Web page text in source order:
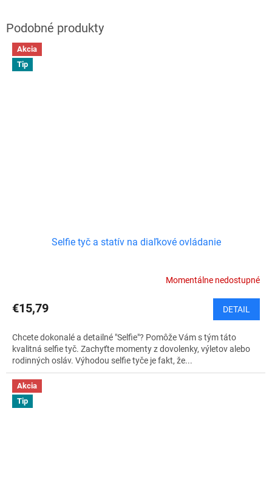
Akcia
Tip
Selfie tyč a statív na diaľkové ovládanie
Momentálne nedostupné
€15,79 DETAIL
Chcete dokonalé a detailné "Selfie"? Pomôže Vám s tým táto
kvalitná selfie tyč. Zachyťte momenty z dovolenky, výletov alebo
rodinných osláv. Výhodou selfie tyče je fakt, že...
Akcia
Tip